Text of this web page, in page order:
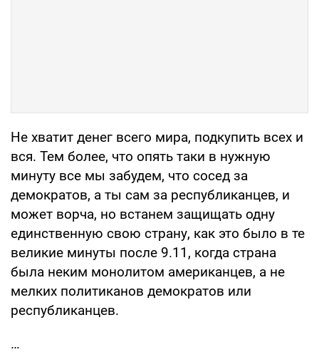
Не хватит денег всего мира, подкупить всех и
вся. Тем более, что опять таки в нужную
минуту все мы забудем, что сосед за
демократов, а ты сам за республиканцев, и
может ворча, но встанем защищать одну
единственную свою страну, как это было в те
великие минуты после 9.11, когда страна
была неким монолитом американцев, а не
мелких политиканов демократов или
республиканцев.
…